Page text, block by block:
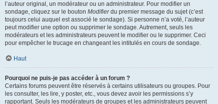
l’auteur original, un modérateur ou un administrateur. Pour modifier un
sondage, cliquez sur le bouton Modifierdu premier message du sujet (c’est
toujours celui auquel est associé le sondage). Si personne n’a voté, l’auteur
peut modifier une option ou supprimer le sondage. Autrement, seuls les
modérateurs et les administrateurs peuvent le modifier ou le supprimer. Ceci
pour empêcher le trucage en changeant les intitulés en cours de sondage.
Haut
Pourquoi ne puis-je pas accéder à un forum ?
Certains forums peuvent être réservés à certains utilisateurs ou groupes. Pour
les consulter, les lire, y poster, etc., vous devez avoir les permissions s’y
rapportant. Seuls les modérateurs de groupes et les administrateurs peuvent